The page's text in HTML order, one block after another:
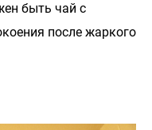
быть чай с
после жаркого